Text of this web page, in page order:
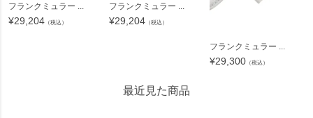
フランクミュラー ...
¥29,204 （税込）
フランクミュラー ...
¥29,204 （税込）
フランクミュラー ...
¥29,300 （税込）
最近見た商品